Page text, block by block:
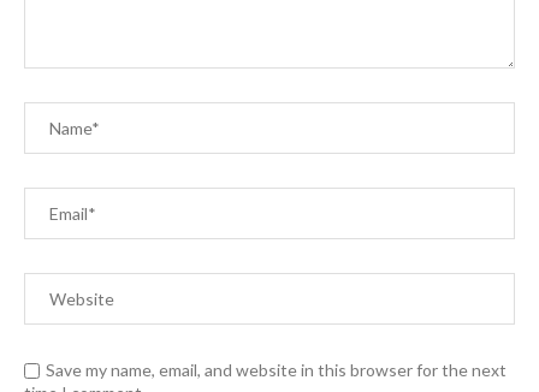
Save my name, email, and website in this browser for the next